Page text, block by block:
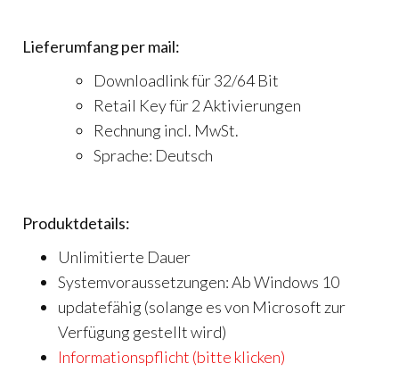
Lieferumfang per mail:
Downloadlink für 32/64 Bit
Retail Key für 2 Aktivierungen
Rechnung incl. MwSt.
Sprache: Deutsch
Produktdetails:
Unlimitierte Dauer
Systemvoraussetzungen: Ab Windows 10
updatefähig (solange es von Microsoft zur
Verfügung gestellt wird)
Informationspflicht (bitte klicken)